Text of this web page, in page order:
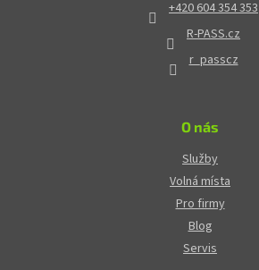
+420 604 354 353
R-PASS.cz
r_passcz
O nás
Služby
Volná místa
Pro firmy
Blog
Servis